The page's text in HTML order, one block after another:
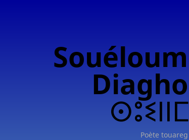
Souéloum
Diagho
ⵙⵓⵉⵏⵏⵎ
Poète touareg